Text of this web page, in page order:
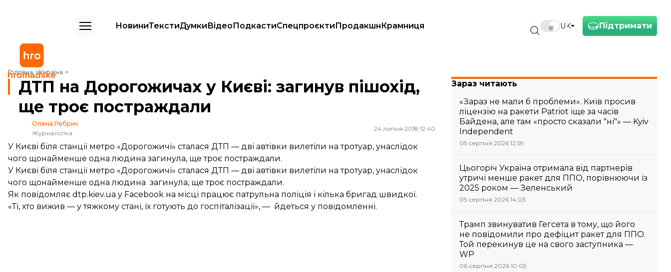
Підтримати
UK
НовиниТекстиДумкиВідеоПодкастиСпецпроєктиПродакшнКрамниця
Головна Україна
ДТП на Дорогожичах у Києві: загинув пішохід, ще троє постраждали
ДТП на Дорогожичах у Києві: загинув пішохід,
ще троє постраждали
Олена Ребрик
Журналістка
24 липня 2018 12:40
У Києві біля станції метро «Дорогожичі» сталася ДТП — дві автівки вилетіли на тротуар, унаслідок
чого щонайменше одна людина загинула, ще троє постраждали.
У Києві біля станції метро «Дорогожичі» сталася ДТП — дві автівки вилетіли на тротуар, унаслідок
чого щонайменше одна людина загинула, ще троє постраждали.
Як повідомляє dtp.kiev.ua у Facebook на місці працює патрульна поліція і кілька бригад швидкої.
«Ті, хто вижив — у тяжкому стані, їх готують до госпіталізації», — йдеться у повідомленні.
Зараз читають
«Зараз не мали б проблеми». Київ просив
ліцензію на ракети Patriot іще за часів
Байдена, але там «просто сказали "ні"» — Kyiv
Independent
05 серпня 2026 12:59
Цьогоріч Україна отримала від партнерів
утричі менше ракет для ППО, порівнюючи із
2025 роком — Зеленський
05 серпня 2026 14:03
Трамп звинуватив Гегсета в тому, що його
не повідомили про дефіцит ракет для ППО.
Той перекинув це на свого заступника —
WP
06 серпня 2026 10:05